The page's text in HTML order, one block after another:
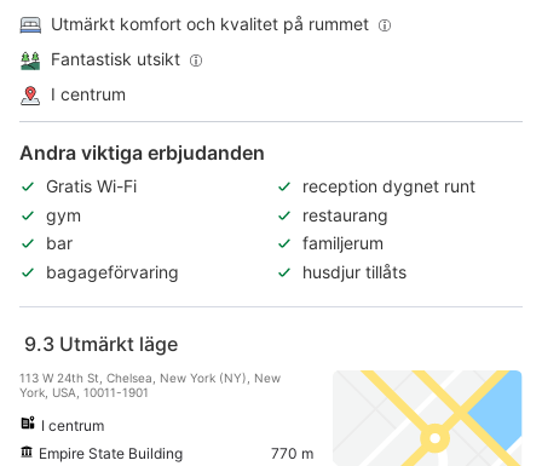
Utmärkt komfort och kvalitet på rummet
Fantastisk utsikt
I centrum
Andra viktiga erbjudanden
Gratis Wi-Fi
reception dygnet runt
gym
restaurang
bar
familjerum
bagageförvaring
husdjur tillåts
9.3 Utmärkt läge
113 W 24th St, Chelsea, New York (NY), New
York, USA, 10011-1901
I centrum
Empire State Building
770 m